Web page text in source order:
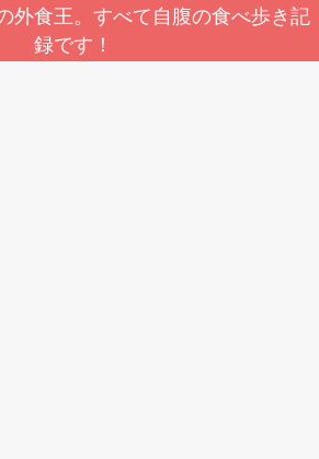
外食王。すべて自腹の食べ歩き記
録です！